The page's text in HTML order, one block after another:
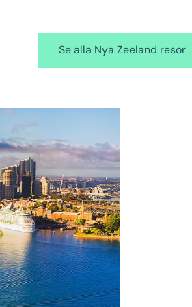
Se alla Nya Zeeland resor